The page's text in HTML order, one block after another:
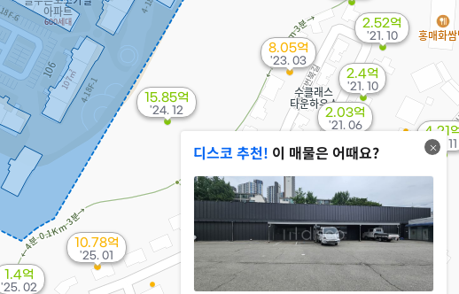
1.4억
'25. 02
10.78억
'25. 01
15.85억
'24. 12
1.5억
8.05억
'23. 03
4.21
'21. 11
2.52억
'21. 10
2.4억
'21. 10
2.03억
'21. 06
디스코 추천! 이 매물은 어때요?